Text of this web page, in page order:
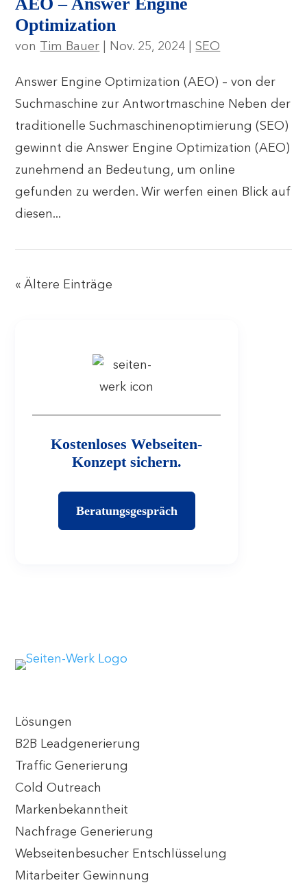
Optimization
von Tim Bauer Nov. 25, 2024 |SEO
Answer Engine Optimization (AEO) – von der
Suchmaschine zur Antwortmaschine Neben der
traditionelle Suchmaschinenoptimierung (SEO)
gewinnt die Answer Engine Optimization (AEO)
zunehmend an Bedeutung, um online
gefunden zu werden. Wir werfen einen Blick auf
diesen...
« Ältere Einträge
Kostenloses Webseiten-
Konzept sichern.
Beratungsgespräch
Lösungen
B2B Leadgenerierung
Traffic Generierung
Cold Outreach
Markenbekanntheit
Nachfrage Generierung
Webseitenbesucher Entschlüsselung
Mitarbeiter Gewinnung